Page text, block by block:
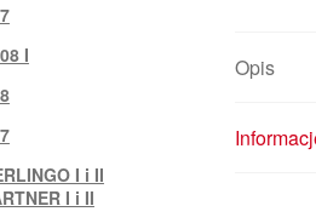
Opis
I
I i II
I i II